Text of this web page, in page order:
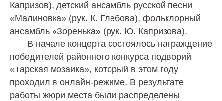
Капризов), детский ансамбль русской песни
«Малиновка» (рук. К. Глебова), фольклорный
ансамбль «Зоренька» (рук. Ю. Капризова).
В начале концерта состоялось награждение
победителей районного конкурса подворий
«Тарская мозаика», который в этом году
проходил в онлайн-режиме. В результате
работы жюри места были распределены